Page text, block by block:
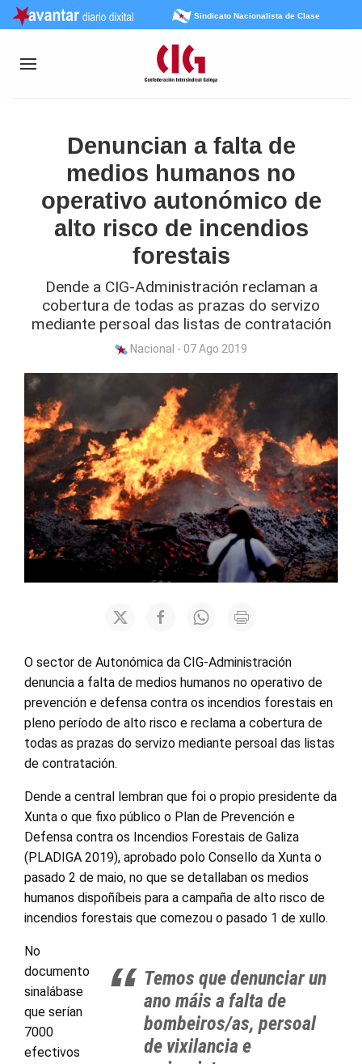
Sindicato Nacionalista de Clase
Denuncian a falta de
medios humanos no
operativo autonómico de
alto risco de incendios
forestais
Dende a CIG-Administración reclaman a
cobertura de todas as prazas do servizo
mediante persoal das listas de contratación
Nacional - 07 Ago 2019
O sector de Autonómica da CIG-Administración
denuncia a falta de medios humanos no operativo de
prevención e defensa contra os incendios forestais en
pleno período de alto risco e reclama a cobertura de
todas as prazas do servizo mediante persoal das listas
de contratación.
Dende a central lembran que foi o propio presidente da
Xunta o que fixo público o Plan de Prevención e
Defensa contra os Incendios Forestais de Galiza
(PLADIGA 2019), aprobado polo Consello da Xunta o
pasado 2 de maio, no que se detallaban os medios
humanos dispoñíbeis para a campaña de alto risco de
incendios forestais que comezou o pasado 1 de xullo.
Temos que denunciar un
ano máis a falta de
bombeiros/as, persoal
de vixilancia e
No
documento
sinalábase
que serían
7000
efectivos